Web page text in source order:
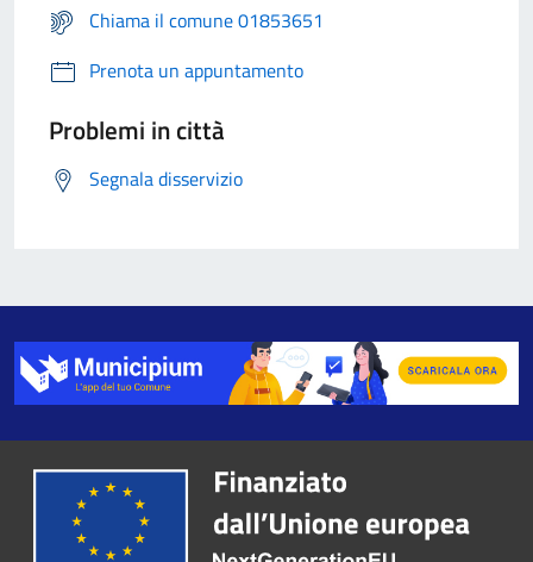
Chiama il comune 01853651
Prenota un appuntamento
Problemi in città
Segnala disservizio